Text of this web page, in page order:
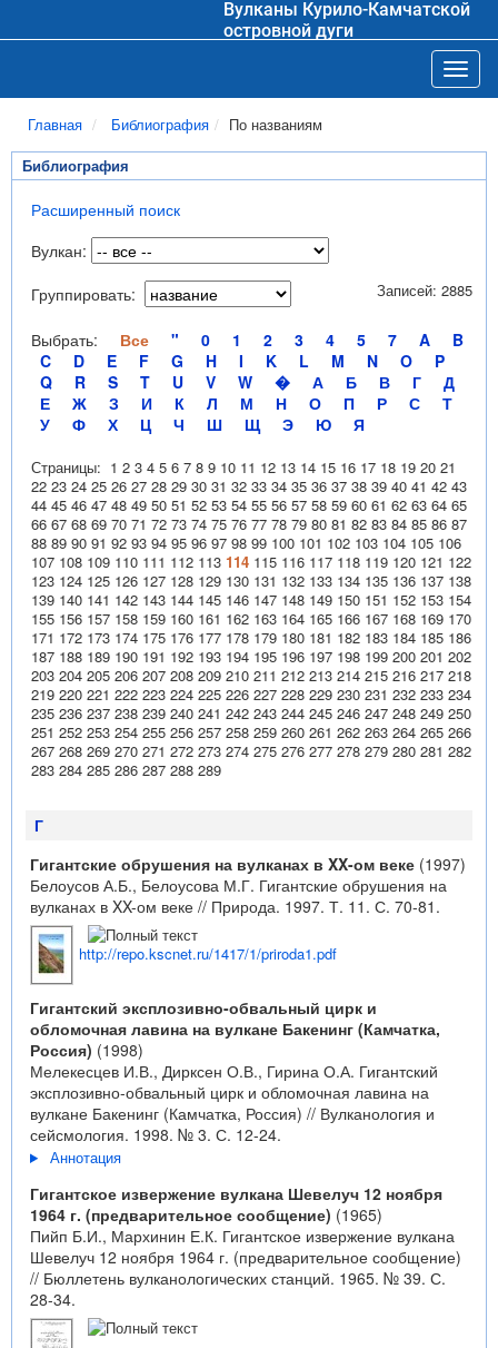
Вулканы Курило-Камчатской
островной дуги
Главная Библиография По названиям
Библиография
Расширенный поиск
Вулкан:
Группировать:
Выбрать: Все " 0 1 2 3 4 5 7 A
B
C
D E F G H I K L M N O
P
Q
R S T U V W � А Б В Г
Д
Е
Ж З И К Л М Н О П Р С
Т
У
Ф Х Ц Ч Ш Щ Э Ю Я
Записей: 2885
Страницы: 1 2 3 4 5 6 7 8 9 10 11 12 13 14 15 16 17 18 19 20 21
22 23 24 25 26 27 28 29 30 31 32 33 34 35 36 37 38 39 40 41 42 43
44 45 46 47 48 49 50 51 52 53 54 55 56 57 58 59 60 61 62 63 64 65
66 67 68 69 70 71 72 73 74 75 76 77 78 79 80 81 82 83 84 85 86 87
88 89 90 91 92 93 94 95 96 97 98 99 100 101 102 103 104 105 106
107 108 109 110 111 112 113 114 115 116 117 118 119 120 121 122
123 124 125 126 127 128 129 130 131 132 133 134 135 136 137 138
139 140 141 142 143 144 145 146 147 148 149 150 151 152 153 154
155 156 157 158 159 160 161 162 163 164 165 166 167 168 169 170
171 172 173 174 175 176 177 178 179 180 181 182 183 184 185 186
187 188 189 190 191 192 193 194 195 196 197 198 199 200 201 202
203 204 205 206 207 208 209 210 211 212 213 214 215 216 217 218
219 220 221 222 223 224 225 226 227 228 229 230 231 232 233 234
235 236 237 238 239 240 241 242 243 244 245 246 247 248 249 250
251 252 253 254 255 256 257 258 259 260 261 262 263 264 265 266
267 268 269 270 271 272 273 274 275 276 277 278 279 280 281 282
283 284 285 286 287 288 289
Г
Гигантские обрушения на вулканах в XX-ом веке (1997)
Белоусов А.Б., Белоусова М.Г. Гигантские обрушения на
вулканах в XX-ом веке // Природа. 1997. Т. 11. С. 70-81.
http://repo.kscnet.ru/1417/1/priroda1.pdf
Гигантский эксплозивно-обвальный цирк и
обломочная лавина на вулкане Бакенинг (Камчатка,
Россия) (1998)
Мелекесцев И.В., Дирксен О.В., Гирина О.А. Гигантский
эксплозивно-обвальный цирк и обломочная лавина на
вулкане Бакенинг (Камчатка, Россия) // Вулканология и
сейсмология. 1998. № 3. С. 12-24.
Аннотация
Гигантское извержение вулкана Шевелуч 12 ноября
1964 г. (предварительное сообщение) (1965)
Пийп Б.И., Мархинин Е.К. Гигантское извержение вулкана
Шевелуч 12 ноября 1964 г. (предварительное сообщение)
// Бюллетень вулканологических станций. 1965. № 39. С.
28-34.